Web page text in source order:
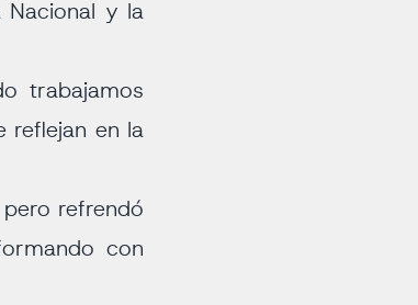
Nacional y la
trabajamos
reflejan en la
refrendó
con